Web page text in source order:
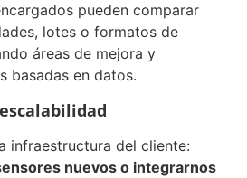
pueden comparar
lotes o formatos de
áreas de mejora y
basadas en datos.
infraestructura del cliente:
nuevos o integrarnos